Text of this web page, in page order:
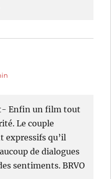
Enfin un film tout
Le couple
expressifs qu’il
de dialogues
sentiments. BRVO